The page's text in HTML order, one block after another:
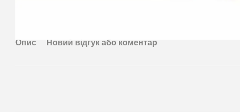
Опис Новий відгук або коментар